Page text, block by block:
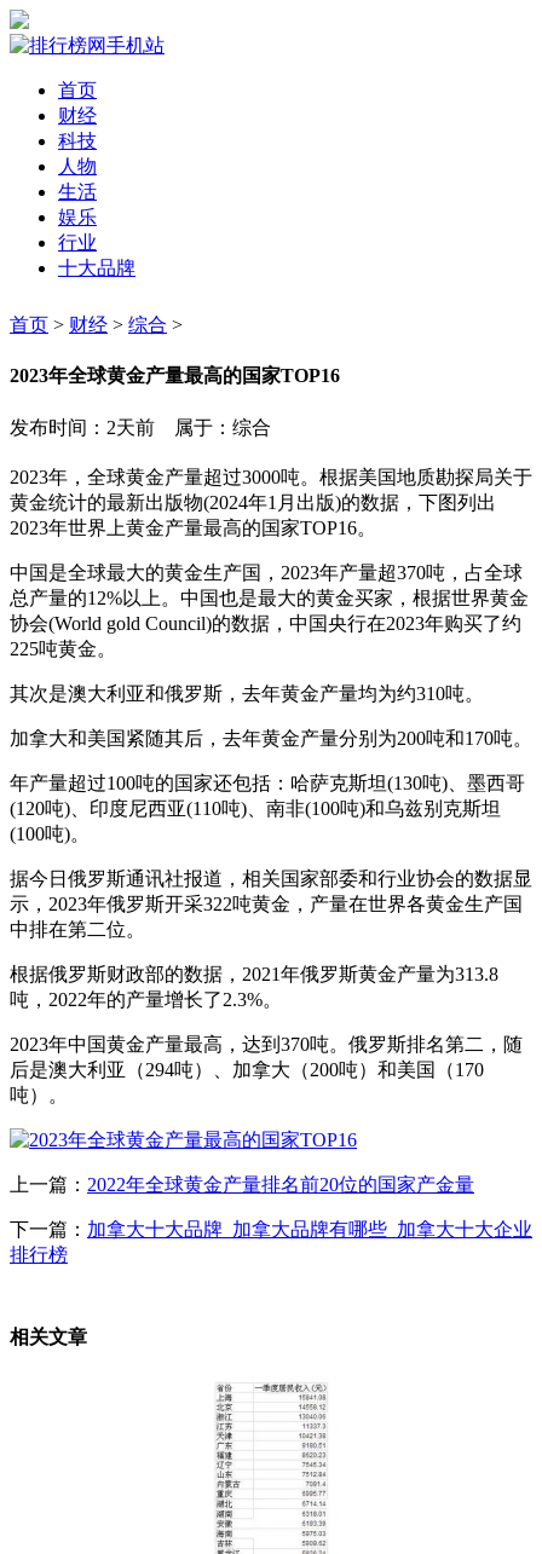
首页
财经
科技
人物
生活
娱乐
行业
十大品牌
首页 > 财经 > 综合 >
2023年全球黄金产量最高的国家TOP16
发布时间：2天前 属于：综合
2023年，全球黄金产量超过3000吨。根据美国地质勘探局关于
黄金统计的最新出版物(2024年1月出版)的数据，下图列出
2023年世界上黄金产量最高的国家TOP16。
中国是全球最大的黄金生产国，2023年产量超370吨，占全球
总产量的12%以上。中国也是最大的黄金买家，根据世界黄金
协会(World gold Council)的数据，中国央行在2023年购买了约
225吨黄金。
其次是澳大利亚和俄罗斯，去年黄金产量均为约310吨。
加拿大和美国紧随其后，去年黄金产量分别为200吨和170吨。
年产量超过100吨的国家还包括：哈萨克斯坦(130吨)、墨西哥
(120吨)、印度尼西亚(110吨)、南非(100吨)和乌兹别克斯坦
(100吨)。
据今日俄罗斯通讯社报道，相关国家部委和行业协会的数据显
示，2023年俄罗斯开采322吨黄金 ，产量在世界各黄金生产国
中排在第二位。
根据俄罗斯财政部的数据，2021年俄罗斯黄金产量为313.8
吨，2022年的产量增长了2.3%。
2023年中国黄金产量最高，达到370吨。俄罗斯排名第二，随
后是澳大利亚（294吨）、加拿大（200吨）和美国（170
吨）。
上一篇： 2022年全球黄金产量排名前20位的国家产金量
下一篇： 加拿大十大品牌_加拿大品牌有哪些_加拿大十大企业
排行榜
相关文章